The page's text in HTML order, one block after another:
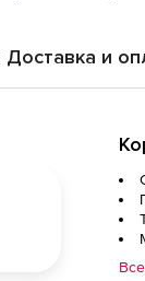
Доставка и